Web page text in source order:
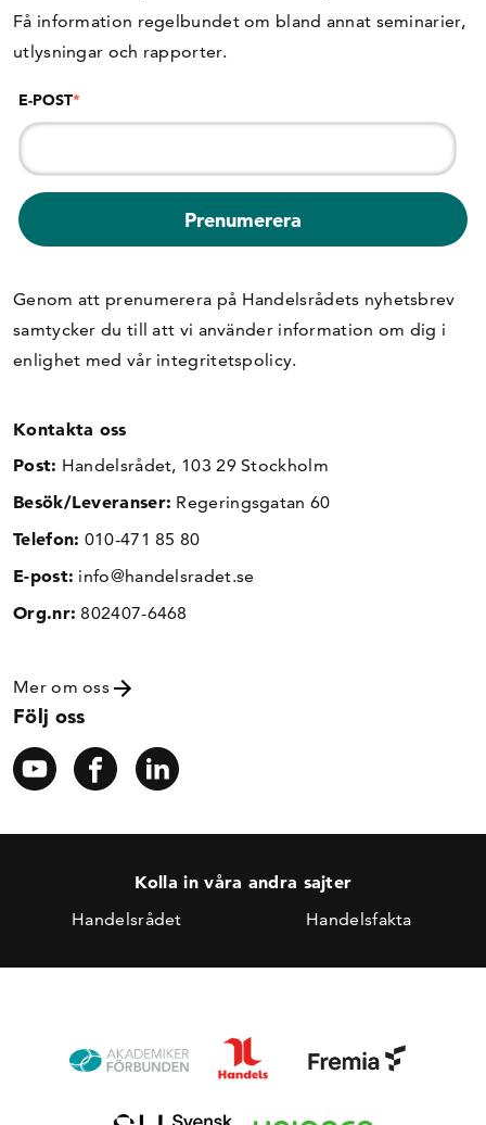
Få information regelbundet om bland annat seminarier,
utlysningar och rapporter.
E-POST*
Genom att prenumerera på Handelsrådets nyhetsbrev
samtycker du till att vi använder information om dig i
enlighet med vår integritetspolicy.
Kontakta oss
Post: Handelsrådet, 103 29 Stockholm
Besök/Leveranser: Regeringsgatan 60
Telefon: 010-471 85 80
E-post: info@handelsradet.se
Org.nr: 802407-6468
Mer om oss
Följ oss
Kolla in våra andra sajter
Handelsrådet Handelsfakta